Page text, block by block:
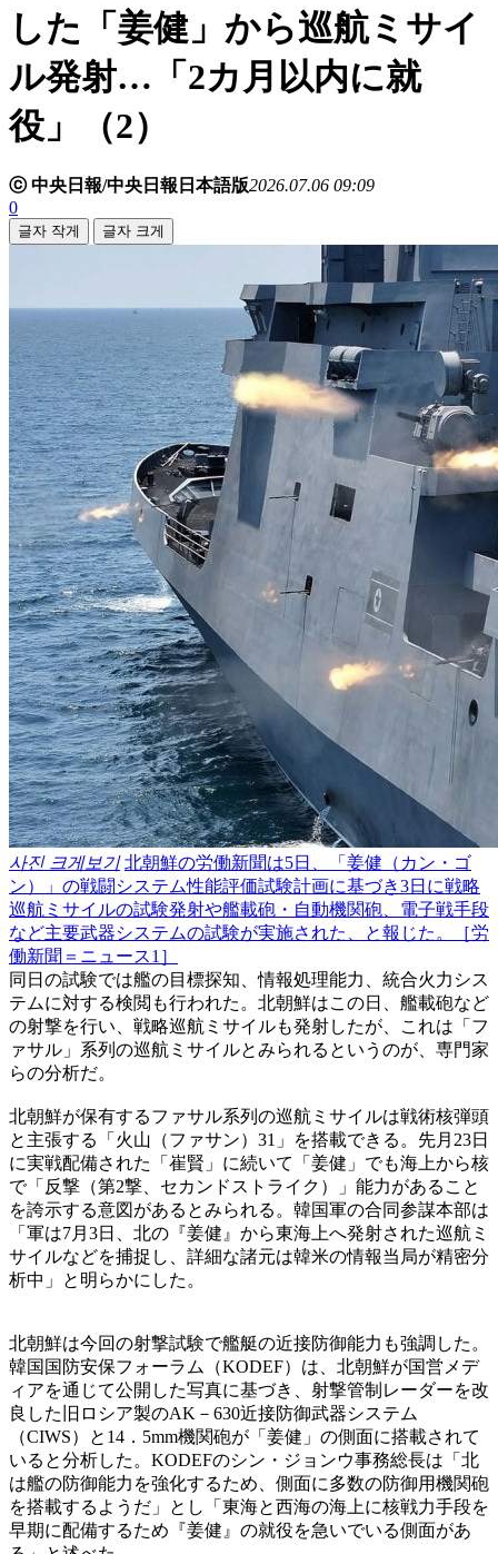
した「姜健」から巡航ミサイ
ル発射…「2カ月以内に就
役」（2）
ⓒ 中央日報/中央日報日本語版2026.07.06 09:09
0
글자 작게 글자 크게
사진 크게보기 北朝鮮の労働新聞は5日、「姜健（カン・ゴ
ン）」の戦闘システム性能評価試験計画に基づき3日に戦略
巡航ミサイルの試験発射や艦載砲・自動機関砲、電子戦手段
など主要武器システムの試験が実施された、と報じた。［労
働新聞＝ニュース1］
同日の試験では艦の目標探知、情報処理能力、統合火力シス
テムに対する検閲も行われた。北朝鮮はこの日、艦載砲など
の射撃を行い、戦略巡航ミサイルも発射したが、これは「フ
ァサル」系列の巡航ミサイルとみられるというのが、専門家
らの分析だ。
北朝鮮が保有するファサル系列の巡航ミサイルは戦術核弾頭
と主張する「火山（ファサン）31」を搭載できる。先月23日
に実戦配備された「崔賢」に続いて「姜健」でも海上から核
で「反撃（第2撃、セカンドストライク）」能力があること
を誇示する意図があるとみられる。韓国軍の合同参謀本部は
「軍は7月3日、北の『姜健』から東海上へ発射された巡航ミ
サイルなどを捕捉し、詳細な諸元は韓米の情報当局が精密分
析中」と明らかにした。
北朝鮮は今回の射撃試験で艦艇の近接防御能力も強調した。
韓国国防安保フォーラム（KODEF）は、北朝鮮が国営メデ
ィアを通じて公開した写真に基づき、射撃管制レーダーを改
良した旧ロシア製のAK－630近接防御武器システム
（CIWS）と14．5mm機関砲が「姜健」の側面に搭載されて
いると分析した。KODEFのシン・ジョンウ事務総長は「北
は艦の防御能力を強化するため、側面に多数の防御用機関砲
を搭載するようだ」とし「東海と西海の海上に核戦力手段を
早期に配備するため『姜健』の就役を急いでいる側面があ